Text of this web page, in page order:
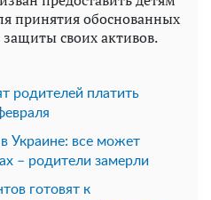
принятия обоснованных
своих активов.
родителей платить
Украине: все может
– родители замерли
готовят к